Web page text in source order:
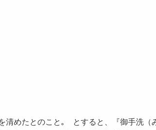
清めたとのこと｡ とすると、『御手洗（